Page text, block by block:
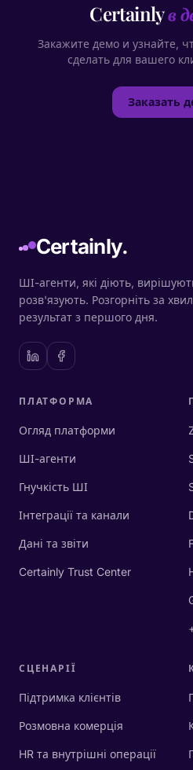
Certainlyв
Закажите демо и узнайте,
сделать для вашего
Заказать
Certainly.
ШІ-агенти, які діють,
розв'язують. Розгорніть за
результат з першого дня.
ПЛАТФОРМА
Огляд платформи
ШІ-агенти
Гнучкість ШІ
Інтеграції та канали
Дані та звіти
Certainly Trust Center
СЦЕНАРІЇ
Підтримка клієнтів
Розмовна комерція
HR та внутрішні операції